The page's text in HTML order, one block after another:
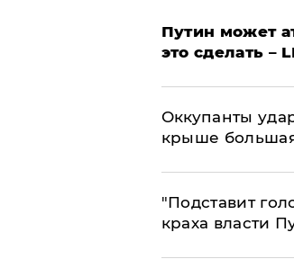
Путин может
это сделать –
Оккупанты
крыше
​"Подставит
краха власти